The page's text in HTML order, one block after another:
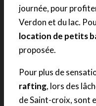
journée, pour
Verdon et du lac.
location de petits
proposée.
Pour plus de
rafting, lors des
de Saint-croix, sont